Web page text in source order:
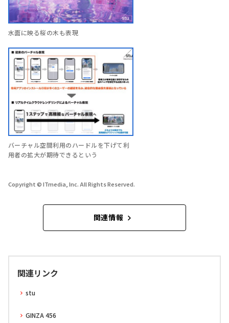
水面に映る桜の木も表現
バーチャル空間利用のハードルを下げて利
用者の拡大が期待できるという
Copyright © ITmedia, Inc. All Rights Reserved.
関連情報
関連リンク
stu
GINZA 456